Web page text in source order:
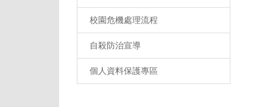
校園危機處理流程
自殺防治宣導
個人資料保護專區